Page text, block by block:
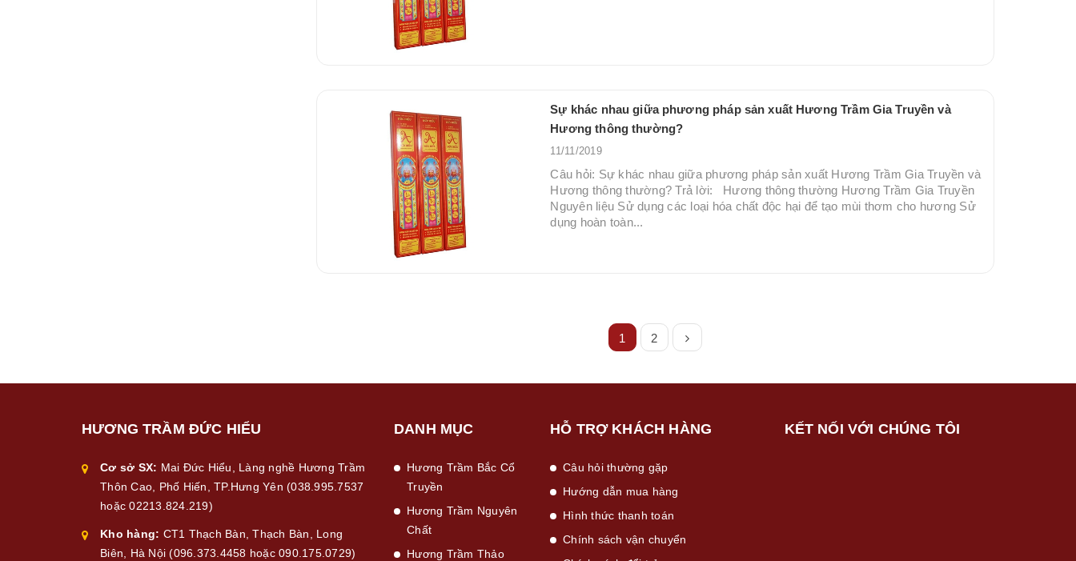
Sự khác nhau giữa phương pháp sản xuất Hương Trầm Gia Truyền và
Hương thông thường?
11/11/2019
Câu hỏi: Sự khác nhau giữa phương pháp sản xuất Hương Trầm Gia Truyền và
Hương thông thường? Trả lời: Hương thông thường Hương Trầm Gia Truyền
Nguyên liệu Sử dụng các loại hóa chất độc hại để tạo mùi thơm cho hương Sử
dụng hoàn toàn...
1 2
HƯƠNG TRẦM ĐỨC HIỂU
Cơ sở SX: Mai Đức Hiểu, Làng nghề Hương Trầm
Thôn Cao, Phố Hiến, TP.Hưng Yên (038.995.7537
hoặc 02213.824.219)
Kho hàng: CT1 Thạch Bàn, Thạch Bàn, Long
Biên, Hà Nội (096.373.4458 hoặc 090.175.0729)
DANH MỤC
Hương Trầm Bắc Cổ
Truyền
Hương Trầm Nguyên
Chất
Hương Trầm Thảo
HỖ TRỢ KHÁCH HÀNG
Câu hỏi thường gặp
Hướng dẫn mua hàng
Hình thức thanh toán
Chính sách vận chuyển
KẾT NỐI VỚI CHÚNG TÔI